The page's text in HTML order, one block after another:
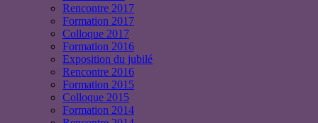
Rencontre 2017
Formation 2017
Colloque 2017
Formation 2016
Exposition du jubilé
Rencontre 2016
Formation 2015
Colloque 2015
Formation 2014